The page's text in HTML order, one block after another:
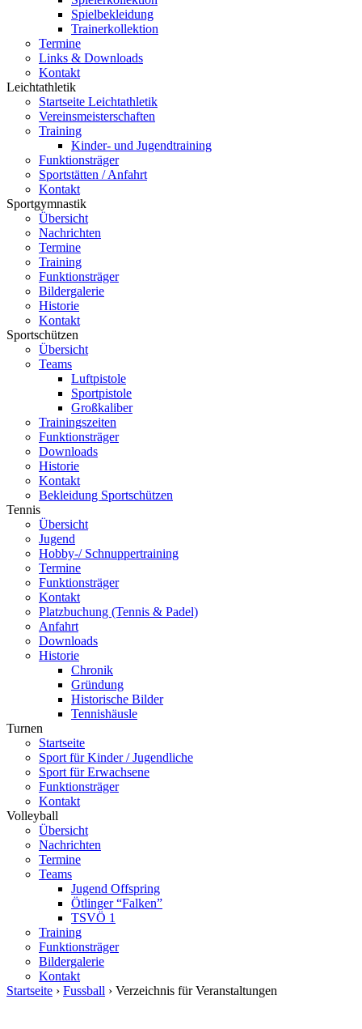
Spielbekleidung
Trainerkollektion
Termine
Links & Downloads
Kontakt
Leichtathletik
Startseite Leichtathletik
Vereinsmeisterschaften
Training
Kinder- und Jugendtraining
Funktionsträger
Sportstätten / Anfahrt
Kontakt
Sportgymnastik
Übersicht
Nachrichten
Termine
Training
Funktionsträger
Bildergalerie
Historie
Kontakt
Sportschützen
Übersicht
Teams
Luftpistole
Sportpistole
Großkaliber
Trainingszeiten
Funktionsträger
Downloads
Historie
Kontakt
Bekleidung Sportschützen
Tennis
Übersicht
Jugend
Hobby-/ Schnuppertraining
Termine
Funktionsträger
Kontakt
Platzbuchung (Tennis & Padel)
Anfahrt
Downloads
Historie
Chronik
Gründung
Historische Bilder
Tennishäusle
Turnen
Startseite
Sport für Kinder / Jugendliche
Sport für Erwachsene
Funktionsträger
Kontakt
Volleyball
Übersicht
Nachrichten
Termine
Teams
Jugend Offspring
Ötlinger “Falken”
TSVÖ 1
Training
Funktionsträger
Bildergalerie
Kontakt
Startseite › Fussball › Verzeichnis für Veranstaltungen